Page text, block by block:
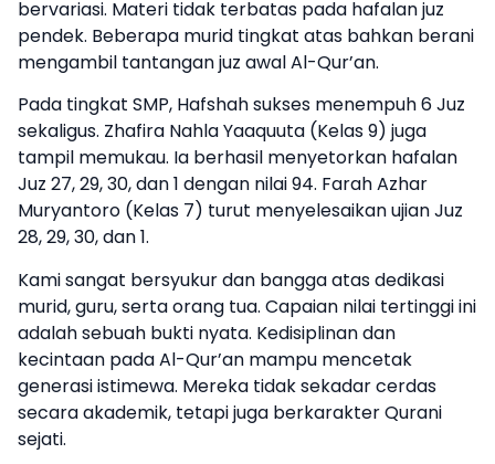
bervariasi. Materi tidak terbatas pada hafalan juz
pendek. Beberapa murid tingkat atas bahkan berani
mengambil tantangan juz awal Al-Qur’an.
Pada tingkat SMP, Hafshah sukses menempuh 6 Juz
sekaligus. Zhafira Nahla Yaaquuta (Kelas 9) juga
tampil memukau. Ia berhasil menyetorkan hafalan
Juz 27, 29, 30, dan 1 dengan nilai 94. Farah Azhar
Muryantoro (Kelas 7) turut menyelesaikan ujian Juz
28, 29, 30, dan 1.
Kami sangat bersyukur dan bangga atas dedikasi
murid, guru, serta orang tua. Capaian nilai tertinggi ini
adalah sebuah bukti nyata. Kedisiplinan dan
kecintaan pada Al-Qur’an mampu mencetak
generasi istimewa. Mereka tidak sekadar cerdas
secara akademik, tetapi juga berkarakter Qurani
sejati.